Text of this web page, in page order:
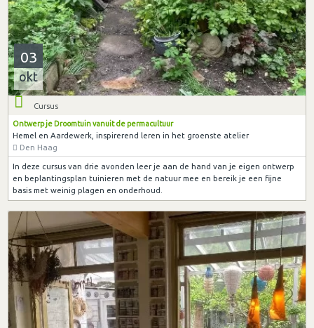
03
okt
Cursus
Ontwerp je Droomtuin vanuit de permacultuur
Hemel en Aardewerk, inspirerend leren in het groenste atelier
Den Haag
In deze cursus van drie avonden leer je aan de hand van je eigen ontwerp
en beplantingsplan tuinieren met de natuur mee en bereik je een fijne
basis met weinig plagen en onderhoud.